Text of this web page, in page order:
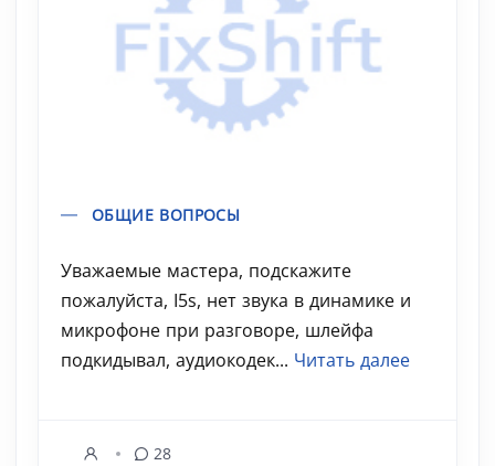
ОБЩИЕ ВОПРОСЫ
Уважаемые мастера, подскажите
пожалуйста, I5s, нет звука в динамике и
микрофоне при разговоре, шлейфа
подкидывал, аудиокодек... Читать далее
28